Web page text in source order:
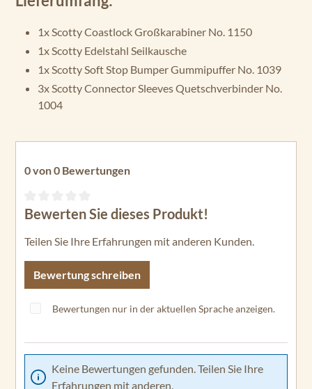
1x Scotty Coastlock Großkarabiner No. 1150
1x Scotty Edelstahl Seilkausche
1x Scotty Soft Stop Bumper Gummipuffer No. 1039
3x Scotty Connector Sleeves Quetschverbinder No.
1004
0 von 0 Bewertungen
Durchschnittliche Bewertung von 0 von 5 Sternen
Bewerten Sie dieses Produkt!
Teilen Sie Ihre Erfahrungen mit anderen Kunden.
Bewertung schreiben
Bewertungen nur in der aktuellen Sprache anzeigen.
Keine Bewertungen gefunden. Teilen Sie Ihre
Erfahrungen mit anderen.